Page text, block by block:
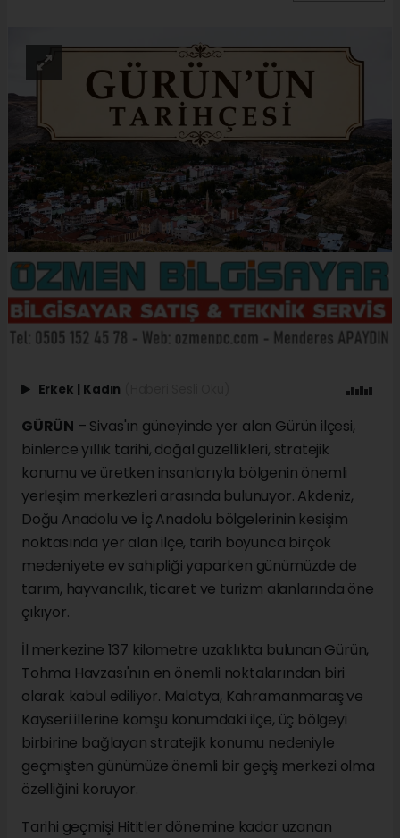
Erkek | Kadın
GÜRÜN – Sivas'ın güneyinde yer alan Gürün ilçesi,
binlerce yıllık tarihi, doğal güzellikleri, stratejik
konumu ve üretken insanlarıyla bölgenin önemli
yerleşim merkezleri arasında bulunuyor. Akdeniz,
Doğu Anadolu ve İç Anadolu bölgelerinin kesişim
noktasında yer alan ilçe, tarih boyunca birçok
medeniyete ev sahipliği yaparken günümüzde de
tarım, hayvancılık, ticaret ve turizm alanlarında öne
çıkıyor.
İl merkezine 137 kilometre uzaklıkta bulunan Gürün,
Tohma Havzası'nın en önemli noktalarından biri
olarak kabul ediliyor. Malatya, Kahramanmaraş ve
Kayseri illerine komşu konumdaki ilçe, üç bölgeyi
birbirine bağlayan stratejik konumu nedeniyle
geçmişten günümüze önemli bir geçiş merkezi olma
özelliğini koruyor.
Tarihi geçmişi Hititler dönemine kadar uzanan